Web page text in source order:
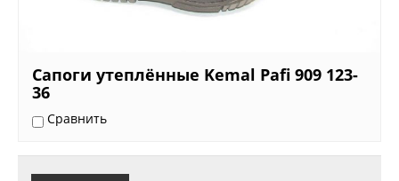
Сапоги утеплённые Kemal Pafi 909 123-
36
Сравнить